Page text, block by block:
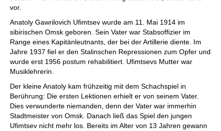
vor.
Anatoly Gawrilovich Ufimtsev wurde am 11. Mai 1914 im
sibirischen Omsk geboren. Sein Vater war Stabsoffizier im
Range eines Kapitänleutnants, der bei der Artillerie diente. Im
Jahre 1937 fiel er den Stalinschen Repressionen zum Opfer und
wurde erst 1956 postum rehabilitiert. Ufimtsevs Mutter war
Musiklehrerin.
Der kleine Anatoly kam frühzeitig mit dem Schachspiel in
Berührung: Die ersten Lektionen erhielt er von seinem Vater.
Dies verwunderte niemanden, denn der Vater war immerhin
Stadtmeister von Omsk. Danach ließ das Spiel den jungen
Ufimtsev nicht mehr los. Bereits im Alter von 13 Jahren gewann